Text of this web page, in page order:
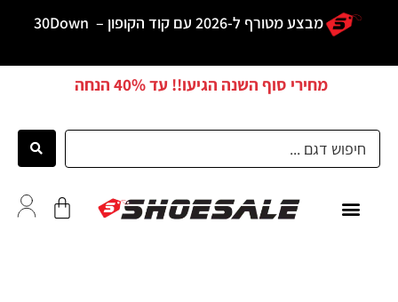
מבצע מטורף ל-2026 עם קוד הקופון – 30Down
מחירי סוף השנה הגיעו!! עד40% הנחה